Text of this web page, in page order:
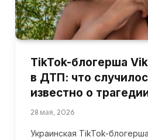
TikTok-блогерша
в ДТП: что
известно о
28 мая, 2026
Украинская TikTok-